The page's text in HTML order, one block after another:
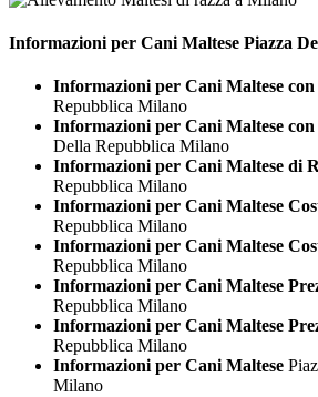
Informazioni per Cani Maltese Piazza
Informazioni per Cani Maltese con
Repubblica Milano
Informazioni per Cani Maltese
Della Repubblica Milano
Informazioni per Cani Maltese di
Repubblica Milano
Informazioni per Cani Maltese
Repubblica Milano
Informazioni per Cani Maltese
Repubblica Milano
Informazioni per Cani Maltese
Repubblica Milano
Informazioni per Cani Maltese
Repubblica Milano
Informazioni per Cani Maltese
Milano